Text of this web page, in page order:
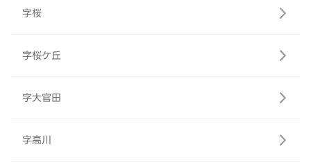
字桜
字桜ケ丘
字大官田
字高川